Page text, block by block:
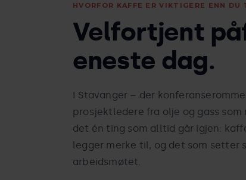
HVORFOR KAFFE ER VIKTIGERE ENN DU
Velfortjent
eneste dag.
I Stavanger – der
prosjektledere fra olje og gass
det én ting som alltid går igjen:
legger merke til, og det som setter
arbeidsmøtet.